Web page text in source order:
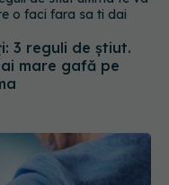
3 reguli de știut.
mare gafă pe